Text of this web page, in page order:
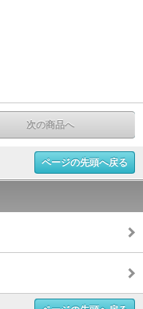
次の商品へ
ページの先頭へ戻る